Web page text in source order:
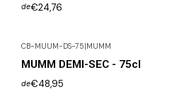
de€24,76
CB-MUUM-DS-75 MUMM
MUMM DEMI-SEC - 75cl
de€48,95